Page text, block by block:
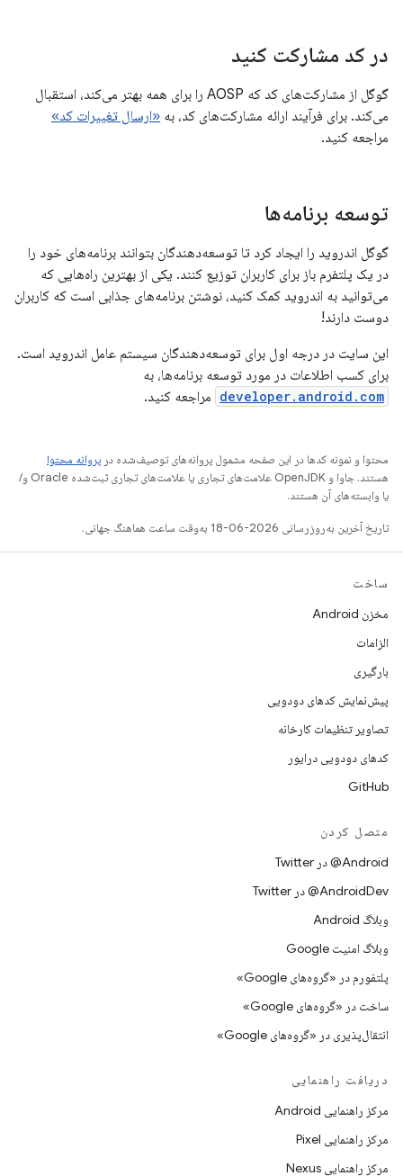
در کد مشارکت کنید
گوگل از مشارکت‌های کد که AOSP را برای همه بهتر می‌کند، استقبال
می‌کند. برای فرآیند ارائه مشارکت‌های کد، به «ارسال تغییرات کد»
مراجعه کنید.
توسعه برنامه‌ها
گوگل اندروید را ایجاد کرد تا توسعه‌دهندگان بتوانند برنامه‌های خود را
در یک پلتفرم باز برای کاربران توزیع کنند. یکی از بهترین راه‌هایی که
می‌توانید به اندروید کمک کنید، نوشتن برنامه‌های جذابی است که کاربران
دوست دارند!
این سایت در درجه اول برای توسعه‌دهندگان سیستم عامل اندروید است.
برای کسب اطلاعات در مورد توسعه برنامه‌ها، به
developer.android.com مراجعه کنید.
محتوا و نمونه کدها در این صفحه مشمول پروانه‌های توصیف‌شده در پروانه محتوا
هستند. جاوا و OpenJDK علامت‌های تجاری یا علامت‌های تجاری ثبت‌شده Oracle و/
یا وابسته‌های آن هستند.
تاریخ آخرین به‌روزرسانی 2026-06-18 به‌وقت ساعت هماهنگ جهانی.
ساخت
مخزن Android
الزامات
بارگیری
پیش‌نمایش کدهای دودویی
تصاویر تنظیمات کارخانه
کدهای دودویی درایور
GitHub
متصل کردن
Android@ در Twitter
AndroidDev@ در Twitter
وبلاگ Android
وبلاگ امنیت Google
پلتفورم در «گروه‌های Google»
ساخت در «گروه‌های Google»
انتقال‌پذیری در «گروه‌های Google»
دریافت راهنمایی
مرکز راهنمایی Android
مرکز راهنمایی Pixel
مرکز راهنمایی Nexus